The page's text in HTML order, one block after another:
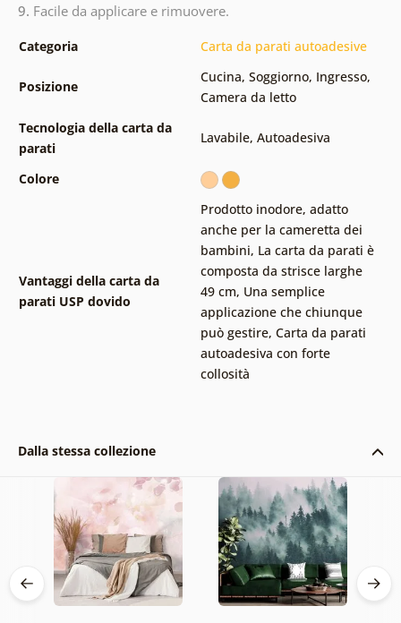
9. Facile da applicare e rimuovere.
Categoria Carta da parati autoadesive
Posizione
Cucina, Soggiorno, Ingresso,
Camera da letto
Tecnologia della carta da
parati
Lavabile, Autoadesiva
Colore
Vantaggi della carta da
parati USP dovido
Prodotto inodore, adatto
anche per la cameretta dei
bambini, La carta da parati è
composta da strisce larghe
49 cm, Una semplice
applicazione che chiunque
può gestire, Carta da parati
autoadesiva con forte
collosità
Dalla stessa collezione